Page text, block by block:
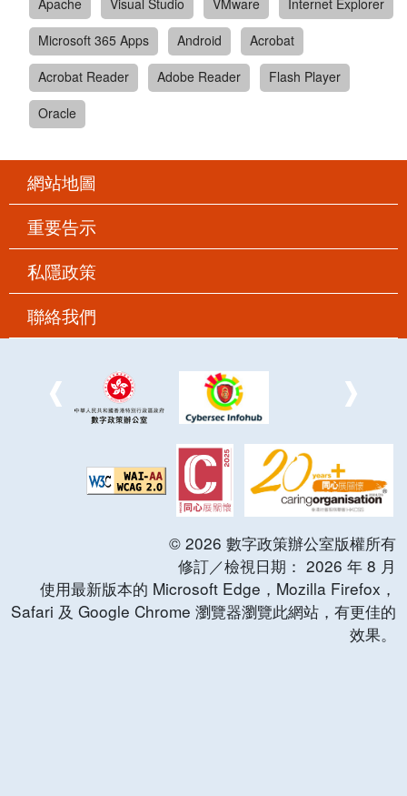
Apache
Visual Studio VMware
Internet Explorer
Microsoft 365 Apps
Android
Acrobat
Acrobat Reader
Adobe Reader
Flash Player
Oracle
網站地圖
重要告示
私隱政策
聯絡我們
© 2026 數字政策辦公室版權所有
修訂／檢視日期： 2026 年 8 月
使用最新版本的 Microsoft Edge，Mozilla Firefox，
Safari 及 Google Chrome 瀏覽器瀏覽此網站，有更佳的
效果。